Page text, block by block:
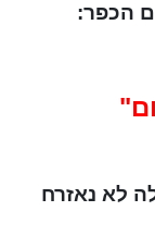
הכפר:
לא נאזרח